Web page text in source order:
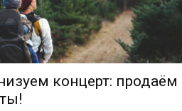
концерт: продаём